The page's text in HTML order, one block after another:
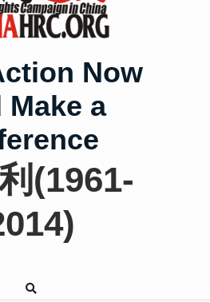
Now
Make a
(1961-